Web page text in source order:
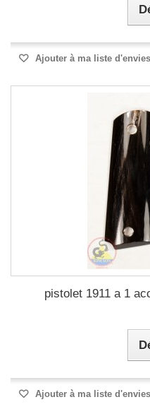
Ajouter à ma liste d'envies
pistolet 1911 a 1
Ajouter à ma liste d'envies